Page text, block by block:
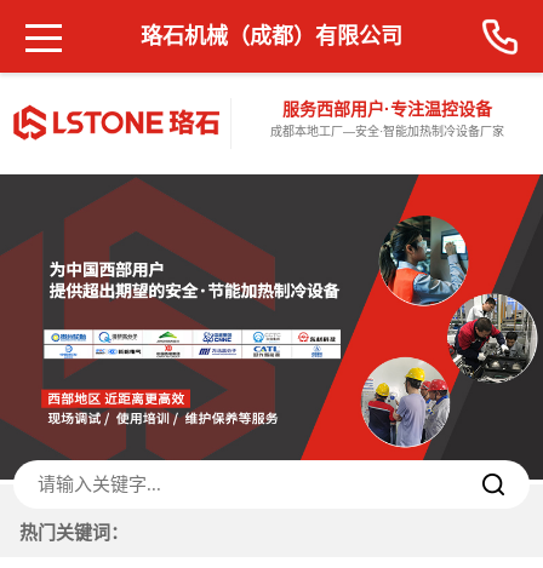
服务西部用户·专注温控设备
成都本地工厂—安全·智能加热制冷设备厂家
珞石机械（成都）有限公司
热门关键词：